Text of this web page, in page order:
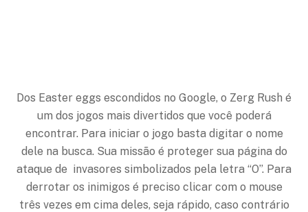
Dos Easter eggs escondidos no Google, o Zerg Rush é
um dos jogos mais divertidos que você poderá
encontrar. Para iniciar o jogo basta digitar o nome
dele na busca. Sua missão é proteger sua página do
ataque de invasores simbolizados pela letra “O”. Para
derrotar os inimigos é preciso clicar com o mouse
três vezes em cima deles, seja rápido, caso contrário